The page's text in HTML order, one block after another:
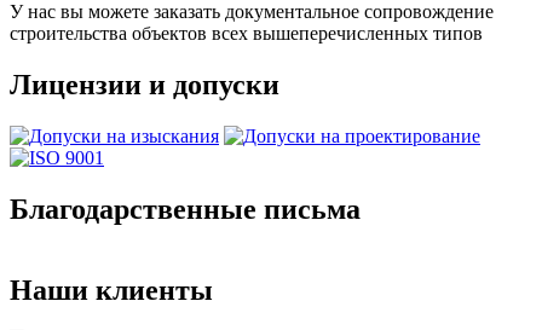
У нас вы можете заказать документальное сопровождение
строительства объектов всех вышеперечисленных типов
Лицензии и допуски
Благодарственные письма
Наши клиенты